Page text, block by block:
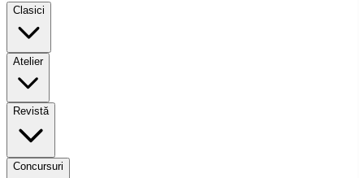
Clasici
Atelier
Revistă
Concursuri